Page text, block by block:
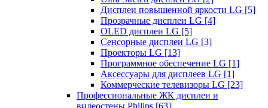
Дисплеи повышенной яркости LG [5]
Прозрачные дисплеи LG [4]
OLED дисплеи LG [5]
Сенсорные дисплеи LG [3]
Проекторы LG [13]
Программное обеспечение LG [1]
Аксессуары для дисплеев LG [1]
Коммерческие телевизоры LG [23]
Профессиональные ЖК дисплеи и
видеостены Philips [63]